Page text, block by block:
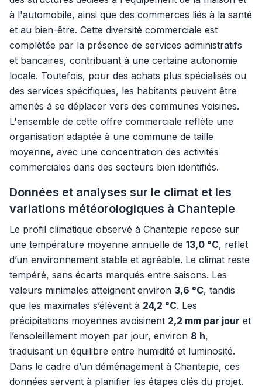
à l'automobile, ainsi que des commerces liés à la santé
et au bien-être. Cette diversité commerciale est
complétée par la présence de services administratifs
et bancaires, contribuant à une certaine autonomie
locale. Toutefois, pour des achats plus spécialisés ou
des services spécifiques, les habitants peuvent être
amenés à se déplacer vers des communes voisines.
L'ensemble de cette offre commerciale reflète une
organisation adaptée à une commune de taille
moyenne, avec une concentration des activités
commerciales dans des secteurs bien identifiés.
Données et analyses sur le climat et les
variations météorologiques à Chantepie
Le profil climatique observé à Chantepie repose sur
une température moyenne annuelle de 13,0 °C, reflet
d’un environnement stable et agréable. Le climat reste
tempéré, sans écarts marqués entre saisons. Les
valeurs minimales atteignent environ 3,6 °C, tandis
que les maximales s’élèvent à 24,2 °C. Les
précipitations moyennes avoisinent 2,2 mm par jour et
l’ensoleillement moyen par jour, environ 8 h,
traduisant un équilibre entre humidité et luminosité.
Dans le cadre d’un déménagement à Chantepie, ces
données servent à planifier les étapes clés du projet.